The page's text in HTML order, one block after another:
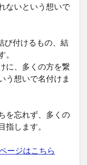
ないという想いで
び付けるもの、結
に、多くの方を繋
う想いで名付けま
を忘れず、多くの
指します。
ージはこちら